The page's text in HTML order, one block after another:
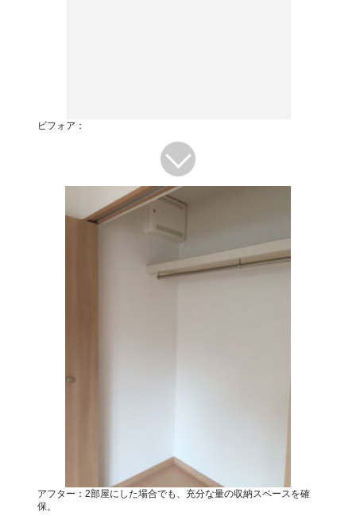
ビフォア：
アフター：2部屋にした場合でも、充分な量の収納スペースを確
保。